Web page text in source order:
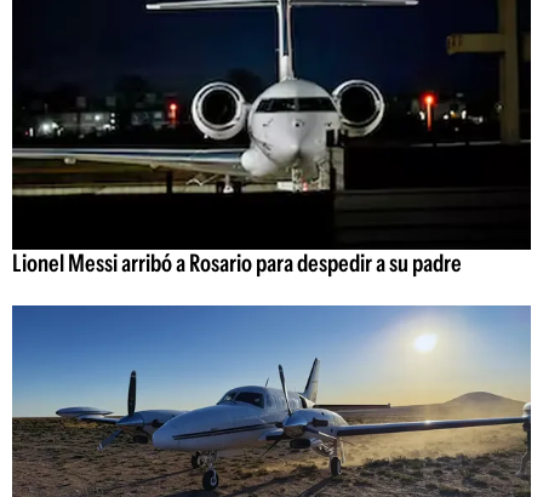
Lionel Messi arribó a Rosario para despedir a su padre